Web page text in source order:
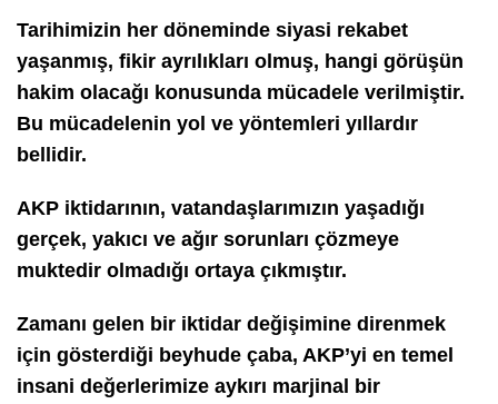
Tarihimizin her döneminde siyasi rekabet
yaşanmış, fikir ayrılıkları olmuş, hangi görüşün
hakim olacağı konusunda mücadele verilmiştir.
Bu mücadelenin yol ve yöntemleri yıllardır
bellidir.
AKP iktidarının, vatandaşlarımızın yaşadığı
gerçek, yakıcı ve ağır sorunları çözmeye
muktedir olmadığı ortaya çıkmıştır.
Zamanı gelen bir iktidar değişimine direnmek
için gösterdiği beyhude çaba, AKP’yi en temel
insani değerlerimize aykırı marjinal bir